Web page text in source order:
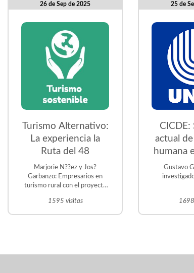
26 de Sep de 2025
Turismo Alternativo:
La experiencia la
Ruta del 48
Marjorie N??ez y Jos?
Garbanzo: Empresarios en
turismo rural con el proyecto
Violeta. Frailes de
Desamparados Martin Vargas
1595 visitas
25 de
CICDE:
actual
humana
Latina.
Gustavo